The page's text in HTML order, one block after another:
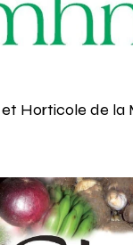
Horticole de la